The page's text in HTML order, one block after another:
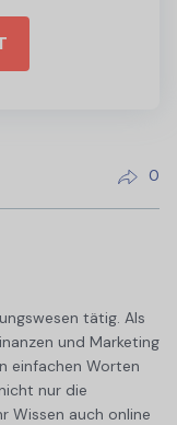
0
tätig. Als
und Marketing
einfachen Worten
nur die
Wissen auch online